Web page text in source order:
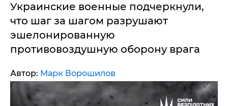
Украинские военные подчеркнули,
что шаг за шагом разрушают
эшелонированную
противовоздушную оборону врага
Автор: Марк Ворошилов